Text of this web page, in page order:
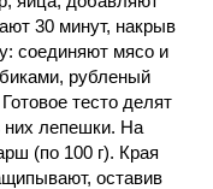
30 минут, накрыв
соединяют мясо и
рубленый
тесто делят
них лепешки. На
(по 100 г). Края
оставив